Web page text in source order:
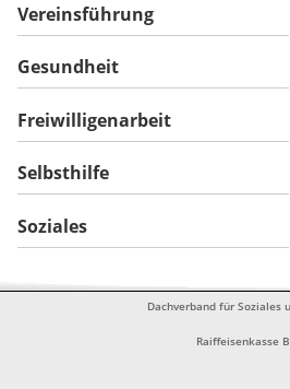
Vereinsführung
Gesundheit
Freiwilligenarbeit
Selbsthilfe
Soziales
Dachverband für
Raiffeisenkasse